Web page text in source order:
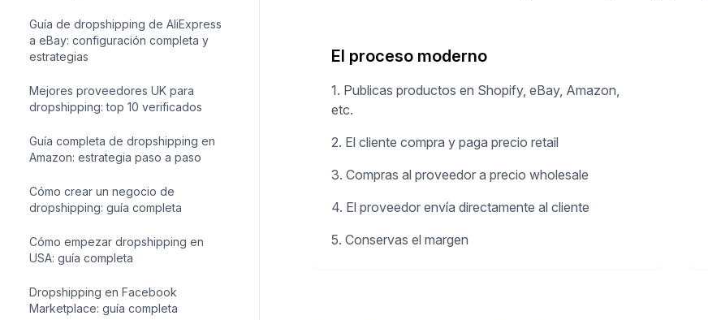
Guía de dropshipping de AliExpress
a eBay: configuración completa y
estrategias
Mejores proveedores UK para
dropshipping: top 10 verificados
Guía completa de dropshipping en
Amazon: estrategia paso a paso
Cómo crear un negocio de
dropshipping: guía completa
Cómo empezar dropshipping en
USA: guía completa
Dropshipping en Facebook
Marketplace: guía completa
El proceso moderno
1. Publicas productos en Shopify, eBay, Amazon,
etc.
2. El cliente compra y paga precio retail
3. Compras al proveedor a precio wholesale
4. El proveedor envía directamente al cliente
5. Conservas el margen